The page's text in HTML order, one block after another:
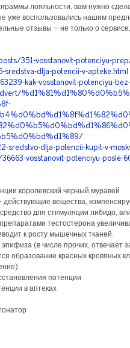
лояльности, вам нужно
уже воспользовались нашим
отзывы – не только о
351-vosstanovit-potenciyu-
dlja-potencii-v-apteke.html
kak-vosstanovit-potenciyu-
sredstvo-dlja-potencii-kupit-v-
vosstanovit-potenciyu-posle-
королевский черный муравей
действующие вещества,
для стимуляции либидо,
тестостерона
к росту мышечных тканей.
(в числе прочих, отвечает
образование красных кровяных
потенции
в аптеках